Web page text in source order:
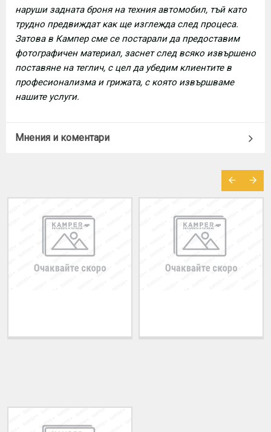
наруши задната броня на техния автомобил, тъй като
трудно предвиждат как ще изглежда след процеса.
Затова в Кампер сме се постарали да предоставим
фотографичен материал, заснет след всяко извършено
поставяне на теглич, с цел да убедим клиентите в
професионализма и грижата, с която извършваме
нашите услуги.
Мнения и коментари